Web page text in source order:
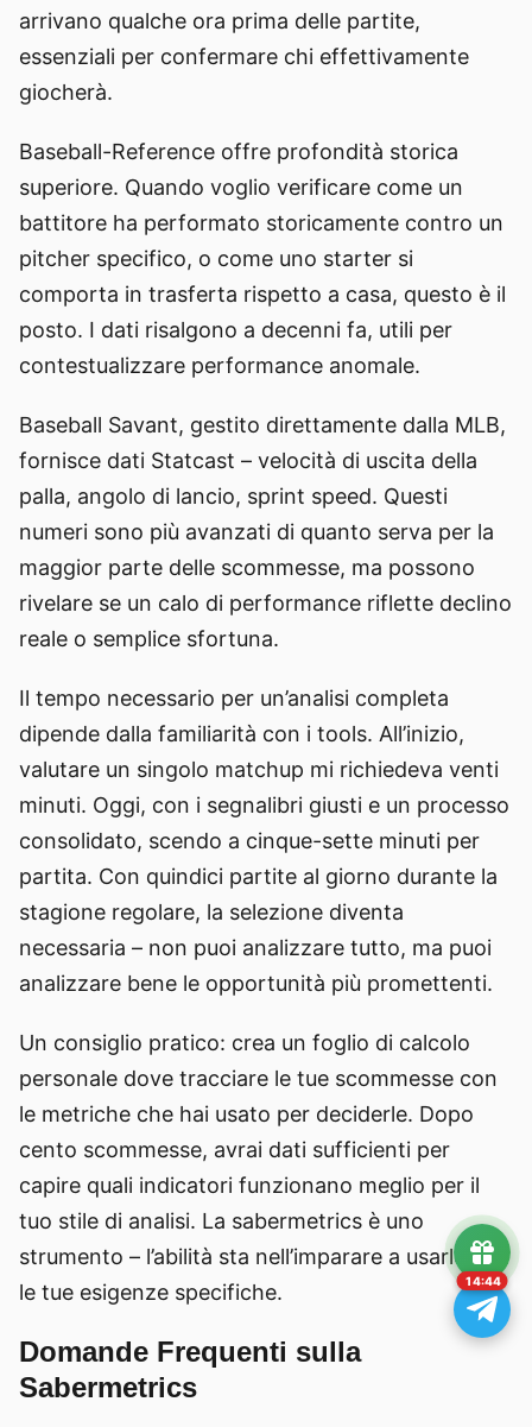
arrivano qualche ora prima delle partite,
essenziali per confermare chi effettivamente
giocherà.
Baseball-Reference offre profondità storica
superiore. Quando voglio verificare come un
battitore ha performato storicamente contro un
pitcher specifico, o come uno starter si
comporta in trasferta rispetto a casa, questo è il
posto. I dati risalgono a decenni fa, utili per
contestualizzare performance anomale.
Baseball Savant, gestito direttamente dalla MLB,
fornisce dati Statcast – velocità di uscita della
palla, angolo di lancio, sprint speed. Questi
numeri sono più avanzati di quanto serva per la
maggior parte delle scommesse, ma possono
rivelare se un calo di performance riflette declino
reale o semplice sfortuna.
Il tempo necessario per un’analisi completa
dipende dalla familiarità con i tools. All’inizio,
valutare un singolo matchup mi richiedeva venti
minuti. Oggi, con i segnalibri giusti e un processo
consolidato, scendo a cinque-sette minuti per
partita. Con quindici partite al giorno durante la
stagione regolare, la selezione diventa
necessaria – non puoi analizzare tutto, ma puoi
analizzare bene le opportunità più promettenti.
Un consiglio pratico: crea un foglio di calcolo
personale dove tracciare le tue scommesse con
le metriche che hai usato per deciderle. Dopo
cento scommesse, avrai dati sufficienti per
capire quali indicatori funzionano meglio per il
tuo stile di analisi. La sabermetrics è uno
strumento – l’abilità sta nell’imparare a usarlo per
le tue esigenze specifiche.
Domande Frequenti sulla
Sabermetrics
14:43